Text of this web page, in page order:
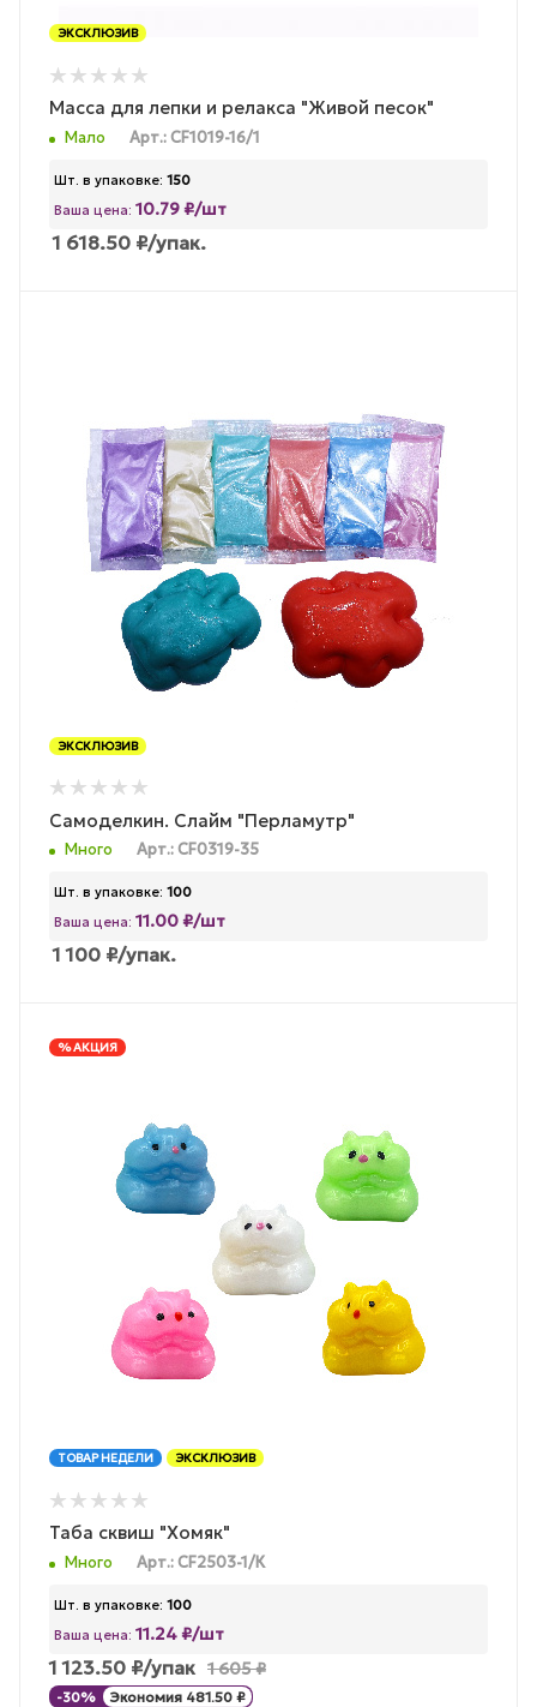
ЭКСКЛЮЗИВ
Масса для лепки и релакса "Живой песок"
Мало Арт.: CF1019-16/1
Шт. в упаковке: 150
Ваша цена: 10.79 ₽/шт
1 618.50 ₽/упак.
ЭКСКЛЮЗИВ
Самоделкин. Слайм "Перламутр"
Много Арт.: CF0319-35
Шт. в упаковке: 100
Ваша цена: 11.00 ₽/шт
1 100 ₽/упак.
% АКЦИЯ
ТОВАР НЕДЕЛИ ЭКСКЛЮЗИВ
Таба сквиш "Хомяк"
Много Арт.: CF2503-1/К
Шт. в упаковке: 100
Ваша цена: 11.24 ₽/шт
1 123.50 ₽/упак 1 605₽
-30% Экономия 481.50 ₽